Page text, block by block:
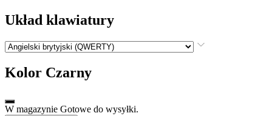
Układ klawiatury
Kolor Czarny
W magazynie Gotowe do wysyłki.